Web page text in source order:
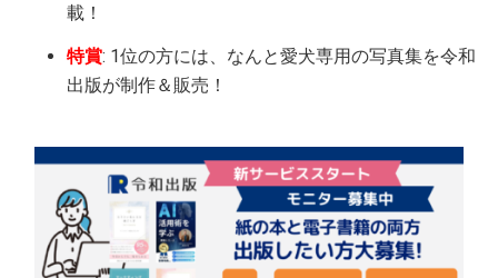
載！
特賞: 1位の方には、なんと愛犬専用の写真集を令和
出版が制作＆販売！